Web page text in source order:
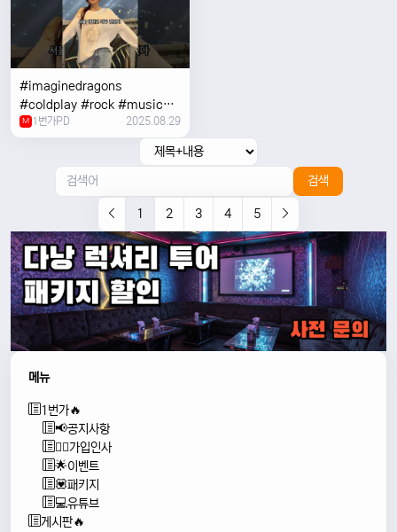
#imaginedragons
#coldplay #rock #music
#concert
M 1번가PD 2025.08.29
검색
1 2 3 4 5
메뉴
1번가🔥
📢공지사항
🙇‍♂️가입인사
🌟이벤트
💟패키지
💻유튜브
게시판🔥